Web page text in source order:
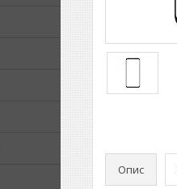
Опис